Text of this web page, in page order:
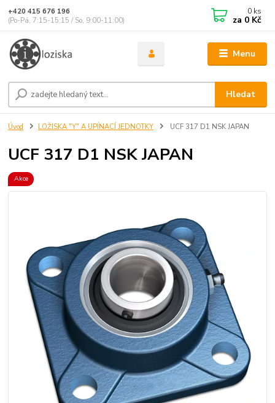
Menu
Hledat
+420 415 676 196
(Po-Pá, 7:15-15:15 / So, 9:00-11:00)
0 ks
za 0 Kč
Úvod LOŽISKA "Y" A UPÍNACÍ JEDNOTKY UCF 317 D1 NSK JAPAN
UCF 317 D1 NSK JAPAN
Akce